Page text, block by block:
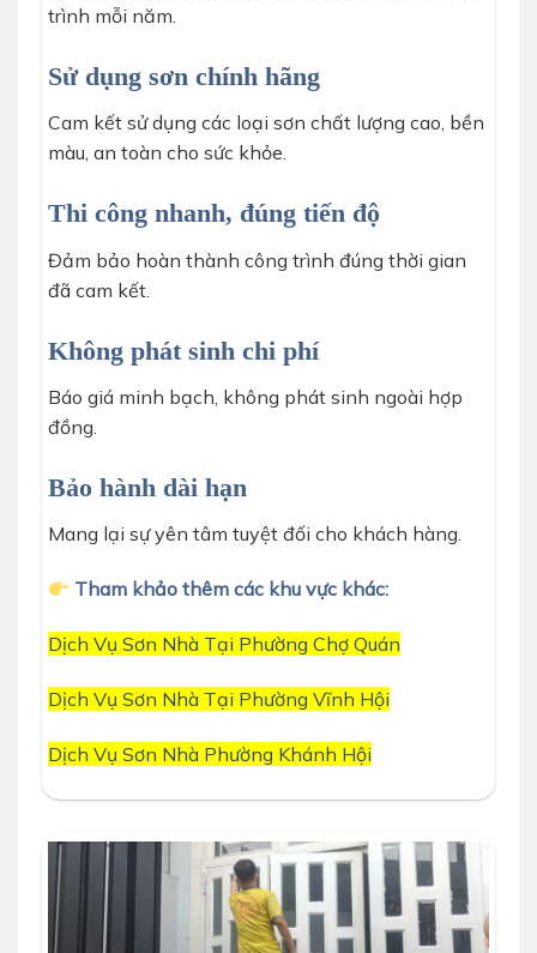
trình mỗi năm.
Sử dụng sơn chính hãng
Cam kết sử dụng các loại sơn chất lượng cao, bền
màu, an toàn cho sức khỏe.
Thi công nhanh, đúng tiến độ
Đảm bảo hoàn thành công trình đúng thời gian
đã cam kết.
Không phát sinh chi phí
Báo giá minh bạch, không phát sinh ngoài hợp
đồng.
Bảo hành dài hạn
Mang lại sự yên tâm tuyệt đối cho khách hàng.
Tham khảo thêm các khu vực khác:
Dịch Vụ Sơn Nhà Tại Phường Chợ Quán
Dịch Vụ Sơn Nhà Tại Phường Vĩnh Hội
Dịch Vụ Sơn Nhà Phường Khánh Hội